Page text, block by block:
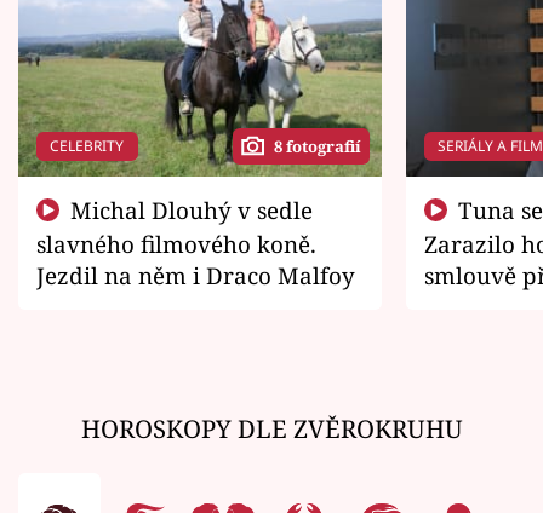
CELEBRITY 8 fotografií
slavného filmového koně.
Jezdil na něm i Draco Malfoy
SERIÁLY A
Zarazilo
smlouvě
HOROSKOPY DLE ZVĚROKRUHU